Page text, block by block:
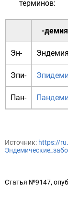
терминов:
-демия
Эн- Эндемия
Эпи-
Пан-
Источник: https://
Статья №9147,